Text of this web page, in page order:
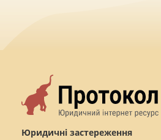
Юридичні застереження